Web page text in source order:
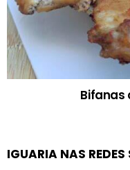
Bifanas
IGUARIA NAS